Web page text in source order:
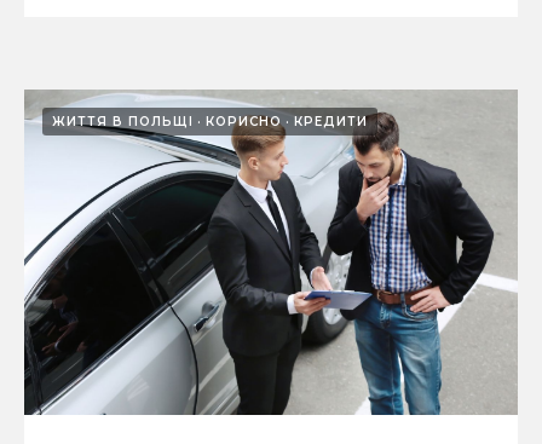
ЖИТТЯ В ПОЛЬЩІ КОРИСНО КРЕДИТИ